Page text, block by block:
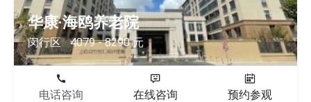
华康·海鸥养老院
闵行区 4079 - 8290 元
电话咨询 在线咨询 预约参观